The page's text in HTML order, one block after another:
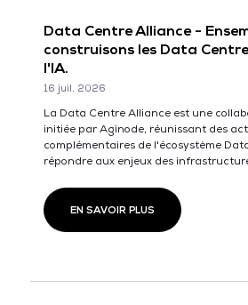
Data Centre Alliance -
construisons les Data
l'IA.
16 juil. 2026
La Data Centre Alliance est une
initiée par Aginode, réunissant des
complémentaires de l'écosystème
répondre aux enjeux des
EN SAVOIR PLUS